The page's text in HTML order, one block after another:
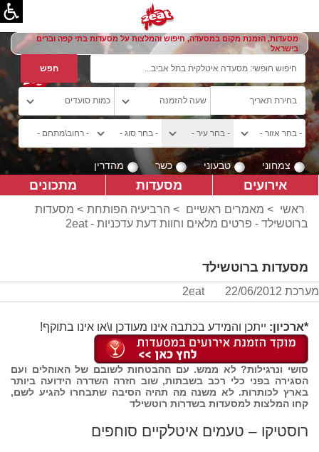
מסעדות, הזמנת מקום במסעדה, חיפוש והמלצות על מסעדות בתי קפה וברים
בישראל
צמחוני טבעוני כשר מהדרין
אירועים מסעדות מתכונים
ראשי > מאמרים ראשיים > הרביעיה הפותחת > מסעדות
ברוטשילד - פרטים מלאים וחוות דעת עדכניות - 2eat
מסעדות ברוטשילד
מערכת 2eat 22/06/2012
*ארכיון: ייתכן והמידע בכתבה אינו מעודכן ו\או אינו בתוקף!
סושי ונרגילות? לא ממש. עם ההבטחות לשובם של האוהלים ועם
הסגירה בפני כלי רכב בשבתות, שוב חזרה השדרה הידועה ביותר
בארץ לכותרות. לא משנה מה תהיה הסיבה שתבחרו להגיע לשם,
קחו המלצות למסעדות בשדרות רוטשילד
רוסטיקו – טעמים איטלקיים סוחפים